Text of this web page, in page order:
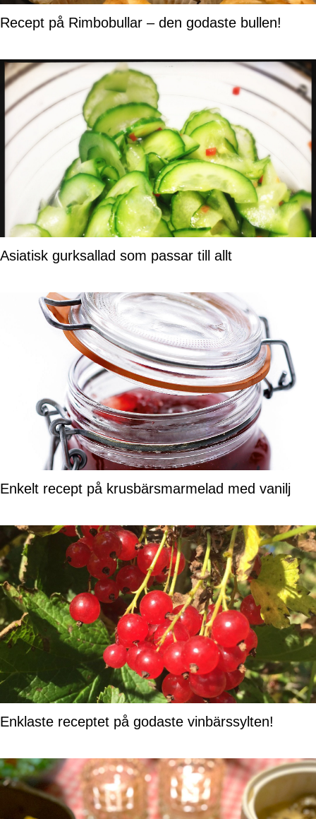
Recept på Rimbobullar – den godaste bullen!
Asiatisk gurksallad som passar till allt
Enkelt recept på krusbärsmarmelad med vanilj
Enklaste receptet på godaste vinbärssylten!